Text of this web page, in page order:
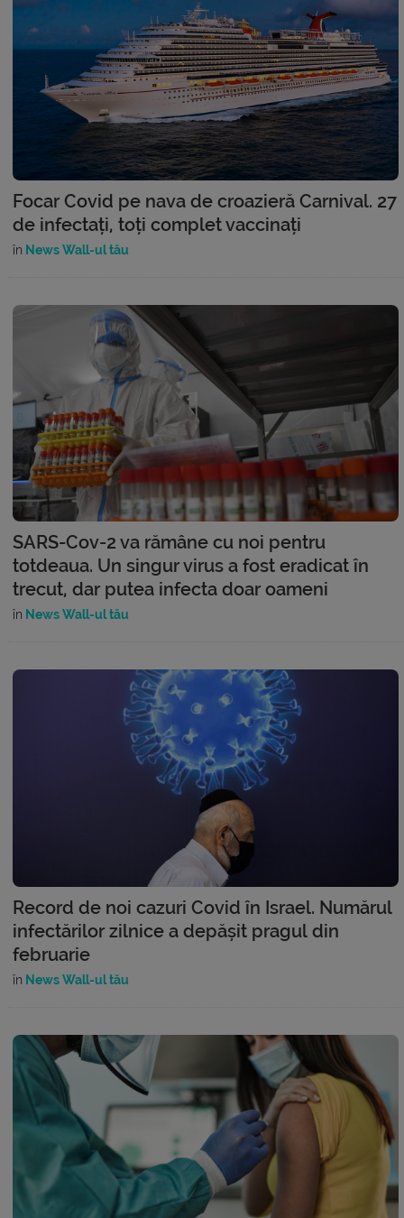
Focar Covid pe nava de croazieră Carnival. 27
de infectați, toți complet vaccinați
în News Wall-ul tău
SARS-Cov-2 va rămâne cu noi pentru
totdeaua. Un singur virus a fost eradicat în
trecut, dar putea infecta doar oameni
în News Wall-ul tău
Record de noi cazuri Covid în Israel. Numărul
infectărilor zilnice a depășit pragul din
februarie
în News Wall-ul tău